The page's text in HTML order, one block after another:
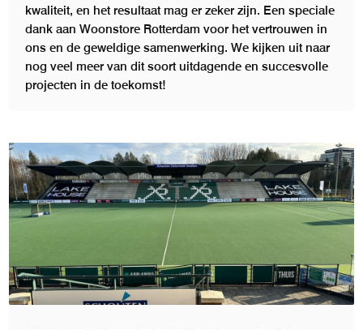
kwaliteit, en het resultaat mag er zeker zijn. Een speciale
dank aan Woonstore Rotterdam voor het vertrouwen in
ons en de geweldige samenwerking. We kijken uit naar
nog veel meer van dit soort uitdagende en succesvolle
projecten in de toekomst!